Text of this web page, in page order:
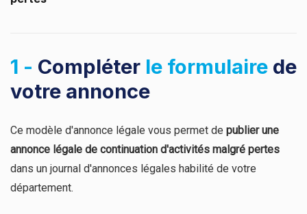
1 - Compléter le formulaire de
votre annonce
Ce modèle d'annonce légale vous permet de publier une
annonce légale de continuation d'activités malgré pertes
dans un journal d'annonces légales habilité de votre
département.